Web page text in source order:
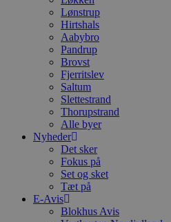
Lønstrup
Hirtshals
Aabybro
Pandrup
Brovst
Fjerritslev
Saltum
Slettestrand
Thorupstrand
Alle byer
Nyheder
Det sker
Fokus på
Set og sket
Tæt på
E-Avis
Blokhus Avis